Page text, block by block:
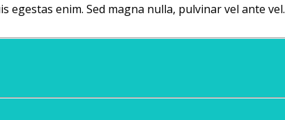
enim. Sed magna nulla, pulvinar vel ante vel.